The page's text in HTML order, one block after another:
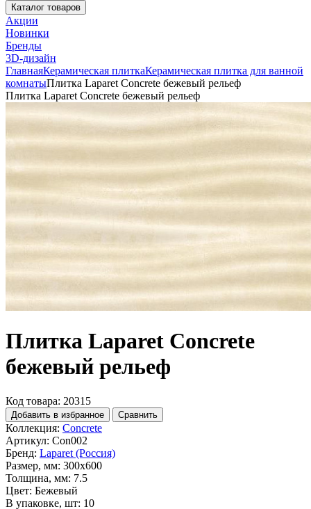
Каталог товаров
Акции
Новинки
Бренды
3D-дизайн
ГлавнаяКерамическая плиткаКерамическая плитка для ванной
комнатыПлитка Laparet Concrete бежевый рельеф
Плитка Laparet Concrete бежевый рельеф
Плитка Laparet Concrete
бежевый рельеф
Код товара: 20315
Добавить в избранное Сравнить
Коллекция: Concrete
Артикул: Con002
Бренд: Laparet (Россия)
Размер, мм: 300x600
Толщина, мм: 7.5
Цвет: Бежевый
В упаковке, шт: 10